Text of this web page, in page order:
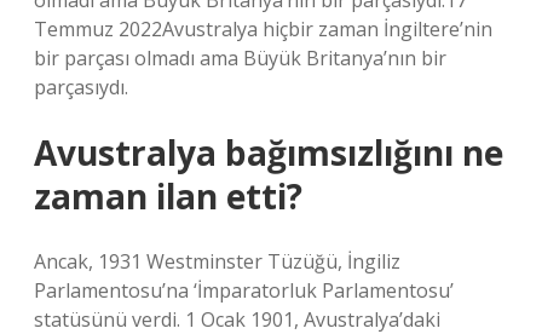
Temmuz 2022Avustralya hiçbir zaman İngiltere’nin
bir parçası olmadı ama Büyük Britanya’nın bir
parçasıydı.
Avustralya bağımsızlığını ne
zaman ilan etti?
Ancak, 1931 Westminster Tüzüğü, İngiliz
Parlamentosu’na ‘İmparatorluk Parlamentosu’
statüsünü verdi. 1 Ocak 1901, Avustralya’daki